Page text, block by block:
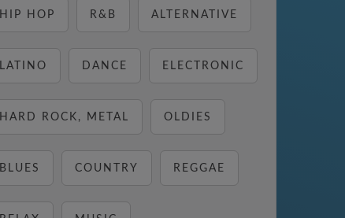
HIP HOP R&B ALTERNATIVE
LATINO DANCE ELECTRONIC
HARD ROCK, METAL OLDIES
BLUES COUNTRY REGGAE